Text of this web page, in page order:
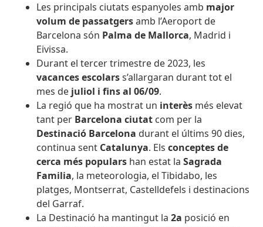
Les principals ciutats espanyoles amb major
volum de passatgersamb l’Aeroport de
Barcelona són Palma de Mallorca, Madrid i
Eivissa.
Durant el tercer trimestre de 2023, les
vacances escolarss’allargaran durant tot el
mes de juliol i fins al 06/09.
La regió que ha mostrat un interès més elevat
tant per Barcelona ciutat com per la
Destinació Barcelona durant el últims 90 dies,
continua sent Catalunya. Elsconceptes de
cerca més populars han estat laSagrada
Familia, la meteorologia, el Tibidabo, les
platges, Montserrat, Castelldefels i destinacions
del Garraf.
La Destinació ha mantingut la2a posició en